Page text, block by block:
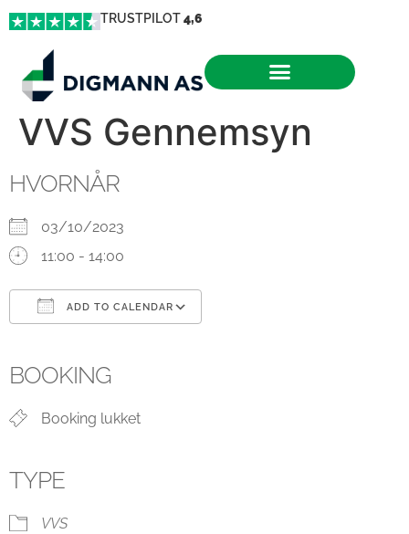
TRUSTPILOT4,6
VVS Gennemsyn
HVORNÅR
03/10/2023
11:00 - 14:00
ADD TO CALENDAR
BOOKING
Booking lukket
TYPE
VVS